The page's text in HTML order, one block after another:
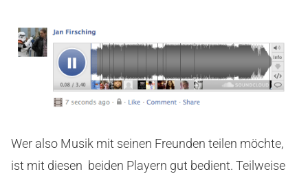
Wer also Musik mit seinen Freunden teilen möchte,
ist mit diesen beiden Playern gut bedient. Teilweise